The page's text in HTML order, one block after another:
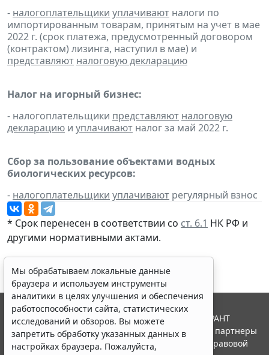
- налогоплательщики уплачивают налоги по
импортированным товарам, принятым на учет в мае
2022 г. (срок платежа, предусмотренный договором
(контрактом) лизинга, наступил в мае) и
представляют налоговую декларацию
Налог на игорный бизнес:
- налогоплательщики представляют налоговую
декларацию и уплачивают налог за май 2022 г.
Сбор за пользование объектами водных
биологических ресурсов:
- налогоплательщики уплачивают регулярный взнос
* Срок перенесен в соответствии со ст. 6.1 НК РФ и
другими нормативными актами.
Мы обрабатываем локальные данные
браузера и используем инструменты
аналитики в целях улучшения и обеспечения
работоспособности сайта, статистических
исследований и обзоров. Вы можете
запретить обработку указанных данных в
настройках браузера. Пожалуйста,
© ООО "НПП "ГАРАНТ-СЕРВИС", 2026. Система ГАРАНТ
выпускается с 1990 года. Компания "Гарант" и ее партнеры
являются участниками Российской ассоциации правовой